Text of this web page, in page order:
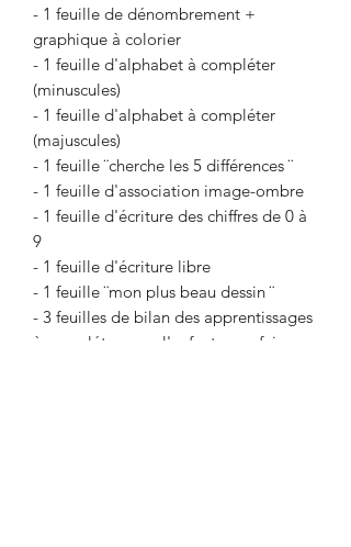
- 1 feuille de dénombrement +
graphique à colorier
- 1 feuille d'alphabet à compléter
(minuscules)
- 1 feuille d'alphabet à compléter
(majuscules)
- 1 feuille ¨cherche les 5 différences ¨
- 1 feuille d'association image-ombre
- 1 feuille d'écriture des chiffres de 0 à
9
- 1 feuille d'écriture libre
- 1 feuille ¨mon plus beau dessin ¨
- 3 feuilles de bilan des apprentissages
à compléter avec l'enfant pour faire un